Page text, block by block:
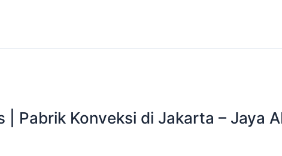
Pabrik Konveksi di Jakarta – Jaya